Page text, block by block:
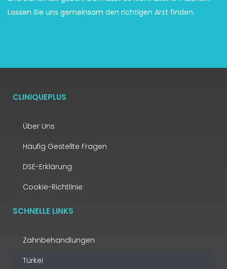
Lassen Sie uns gemeinsam den richtigen Arzt finden.
CLINIQUEPLUS
Über Uns
Häufig Gestellte Fragen
DSE-Erklärung
Cookie-Richtlinie
SCHNELLE LINKS
Zahnbehandlungen
Türkei